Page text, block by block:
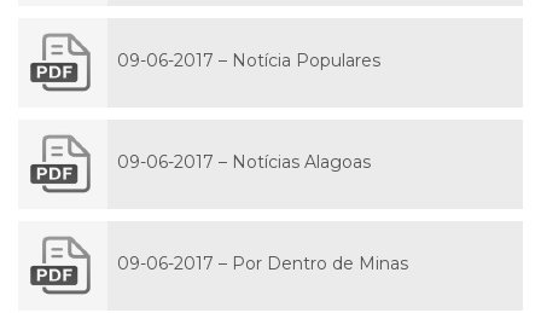
09-06-2017 – Notícia Populares
09-06-2017 – Notícias Alagoas
09-06-2017 – Por Dentro de Minas